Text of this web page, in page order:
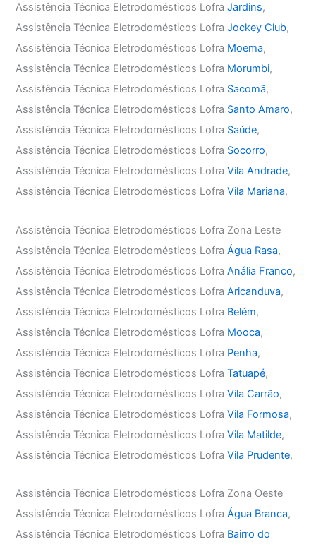
Assistência Técnica Eletrodomésticos LofraJardins,
Assistência Técnica Eletrodomésticos LofraJockey Club,
Assistência Técnica Eletrodomésticos Lofra Moema,
Assistência Técnica Eletrodomésticos Lofra Morumbi,
Assistência Técnica Eletrodomésticos Lofra Sacomã,
Assistência Técnica Eletrodomésticos Lofra Santo Amaro,
Assistência Técnica Eletrodomésticos Lofra Saúde,
Assistência Técnica Eletrodomésticos Lofra Socorro,
Assistência Técnica Eletrodomésticos LofraVila Andrade,
Assistência Técnica Eletrodomésticos LofraVila Mariana,
Assistência Técnica Eletrodomésticos Lofra Zona Leste
Assistência Técnica Eletrodomésticos LofraÁgua Rasa,
Assistência Técnica Eletrodomésticos LofraAnália Franco,
Assistência Técnica Eletrodomésticos LofraAricanduva,
Assistência Técnica Eletrodomésticos Lofra Belém,
Assistência Técnica Eletrodomésticos Lofra Mooca,
Assistência Técnica Eletrodomésticos Lofra Penha,
Assistência Técnica Eletrodomésticos LofraTatuapé,
Assistência Técnica Eletrodomésticos LofraVila Carrão,
Assistência Técnica Eletrodomésticos LofraVila Formosa,
Assistência Técnica Eletrodomésticos LofraVila Matilde,
Assistência Técnica Eletrodomésticos LofraVila Prudente,
Assistência Técnica Eletrodomésticos Lofra Zona Oeste
Assistência Técnica Eletrodomésticos LofraÁgua Branca,
Assistência Técnica Eletrodomésticos Lofra Bairro do